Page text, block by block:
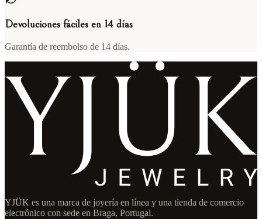
Devoluciones fáciles en 14 días
Garantía de reembolso de 14 días.
YJÜK es una marca de joyería en línea y una tienda de comercio
electrónico con sede en Braga, Portugal.